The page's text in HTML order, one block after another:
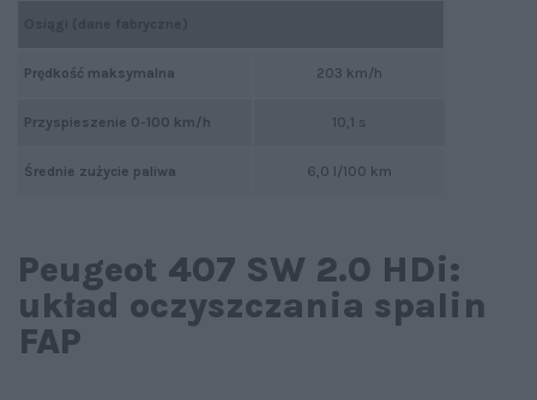
203 km/h
10,1 s
6,0 l/100 km
Prędkość maksymalna
Przyspieszenie 0-100 km/h
Średnie zużycie paliwa
Peugeot 407 SW 2.0 HDi:
układ oczyszczania spalin
FAP